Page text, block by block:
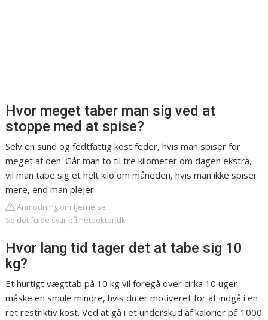
Hvor meget taber man sig ved at
stoppe med at spise?
Selv en sund og fedtfattig kost feder, hvis man spiser for
meget af den. Går man to til tre kilometer om dagen ekstra,
vil man tabe sig et helt kilo om måneden, hvis man ikke spiser
mere, end man plejer.
Anmodning om fjernelse
Se det fulde svar på netdoktor.dk
Hvor lang tid tager det at tabe sig 10
kg?
Et hurtigt vægttab på 10 kg vil foregå over cirka 10 uger -
måske en smule mindre, hvis du er motiveret for at indgå i en
ret restriktiv kost. Ved at gå i et underskud af kalorier på 1000